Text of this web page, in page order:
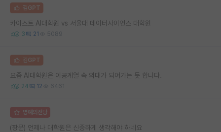
김GPT
카이스트 AI대학원 vs 서울대 데이터사이언스 대학원
3 21 5089
김GPT
요즘 AI대학원은 이공계열 속 의대가 되어가는 듯 합니다.
24 12 6461
명예의전당
(장문) 언제나 대학원은 신중하게 생각해야 하네요